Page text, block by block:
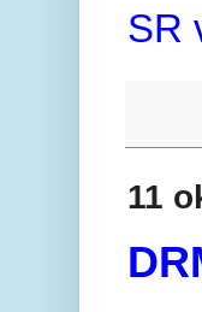
SR
11